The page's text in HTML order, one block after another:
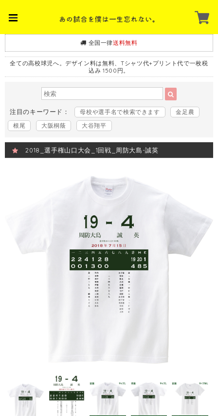
全国一律送料無料
全ての高校球児へ。デザイン料は無料、Tシャツ代+プリント代で一枚税
込み 1500円。
注目のキーワード： 母校や選手名で検索できます
金足農
根尾
大阪桐蔭 大谷翔平
2018_選手権山口大会_1回戦_周防大島-誠英